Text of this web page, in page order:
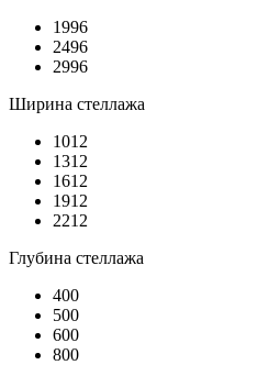
1996
2496
2996
Ширина стеллажа
1012
1312
1612
1912
2212
Глубина стеллажа
400
500
600
800